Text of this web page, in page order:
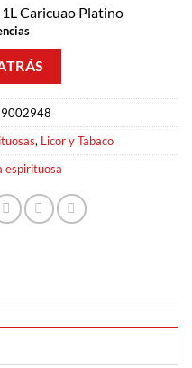
Caricuao Platino
, Licor y Tabaco
espirituosa